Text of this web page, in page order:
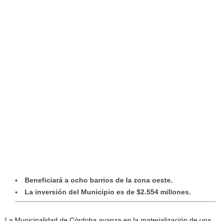
Beneficiará a ocho barrios de la zona oeste.
La inversión del Municipio es de $2.554 millones.